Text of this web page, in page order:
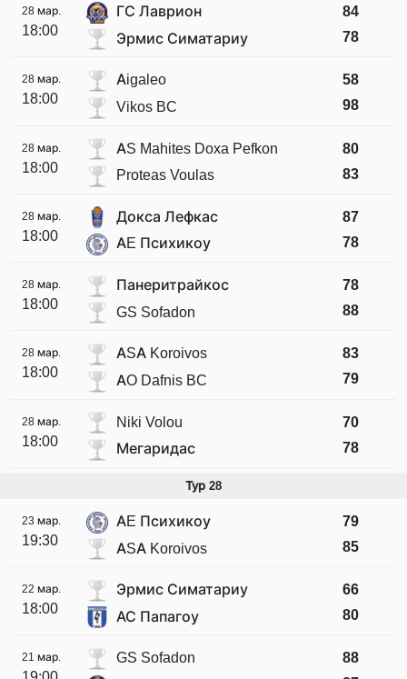
28 мар.
18:00
ГС Лаврион
Эрмис Симатариу
84
78
28 мар.
18:00
Aigaleo
Vikos BC
58
98
28 мар.
18:00
AS Mahites Doxa Pefkon
Proteas Voulas
80
83
28 мар.
18:00
Докса Лефкас
AE Психикоу
87
78
28 мар.
18:00
Панеритрайкос
GS Sofadon
78
88
28 мар.
18:00
ASA Koroivos
AO Dafnis BC
83
79
28 мар.
18:00
Niki Volou
Мегаридас
70
78
Тур 28
23 мар.
19:30
AE Психикоу
ASA Koroivos
79
85
22 мар.
18:00
Эрмис Симатариу
АС Папагоу
66
80
21 мар.
GS Sofadon
88